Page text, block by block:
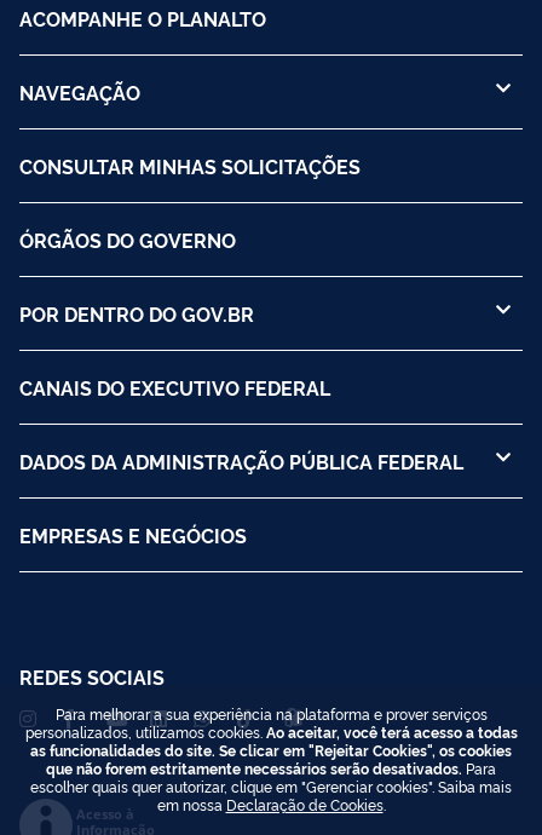
ACOMPANHE O PLANALTO
NAVEGAÇÃO
CONSULTAR MINHAS SOLICITAÇÕES
ÓRGÃOS DO GOVERNO
POR DENTRO DO GOV.BR
CANAIS DO EXECUTIVO FEDERAL
DADOS DA ADMINISTRAÇÃO PÚBLICA FEDERAL
EMPRESAS E NEGÓCIOS
REDES SOCIAIS
Acesso à
Informação
Para melhorar a sua experiência na plataforma e prover serviços
personalizados, utilizamos cookies. Ao aceitar, você terá acesso a todas
as funcionalidades do site. Se clicar em "Rejeitar Cookies", os cookies
que não forem estritamente necessários serão desativados. Para
escolher quais quer autorizar, clique em "Gerenciar cookies". Saiba mais
em nossa Declaração de Cookies.